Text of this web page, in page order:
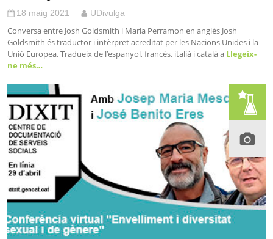
18 maig 2021 UDivulga
Conversa entre Josh Goldsmith i Maria Perramon en anglès Josh
Goldsmith és traductor i intèrpret acreditat per les Nacions Unides i la
Unió Europea. Tradueix de l’espanyol, francès, italià i català a Llegeix-
ne més…